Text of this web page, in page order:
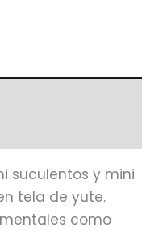
suculentos y mini
tela de yute.
como